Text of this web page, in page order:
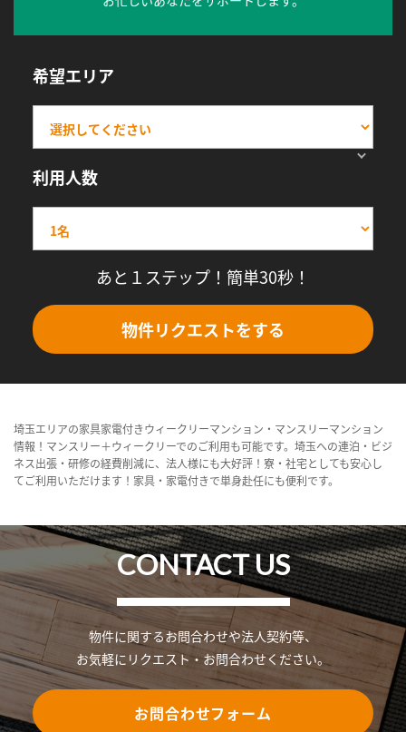
希望エリア
利用人数
あと１ステップ！簡単30秒！
物件リクエストをする
埼玉エリアの家具家電付きウィークリーマンション・マンスリーマンション
情報！マンスリー＋ウィークリーでのご利用も可能です。埼玉への連泊・ビジ
ネス出張・研修の経費削減に、法人様にも大好評！寮・社宅としても安心し
てご利用いただけます！家具・家電付きで単身赴任にも便利です。
CONTACT US
物件に関するお問合わせや法人契約等、
お気軽にリクエスト・お問合わせください。
お問合わせフォーム